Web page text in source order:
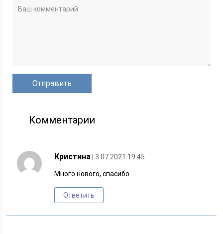
Комментарии
Кристина | 3.07.2021 19:45
Много нового, спасибо.
Ответить